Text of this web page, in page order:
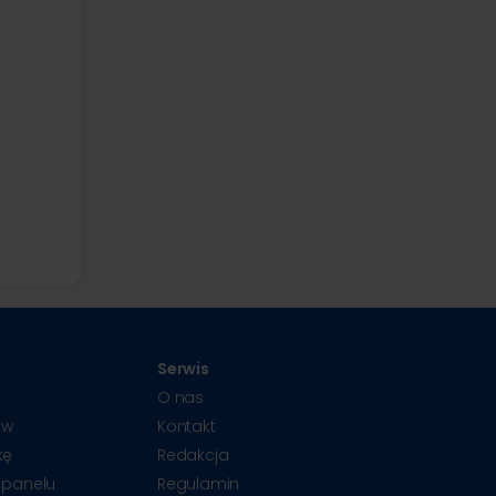
Serwis
O nas
Kontakt
Redakcja
Regulamin